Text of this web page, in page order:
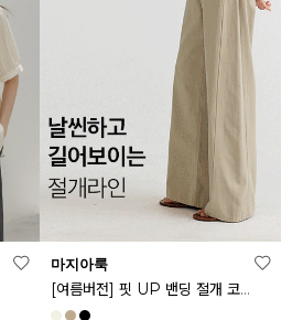
마지아룩
[여름버전] 핏 UP 밴딩 절개 코튼 팬츠